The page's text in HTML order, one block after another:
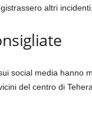
altri
social media hanno
del centro di